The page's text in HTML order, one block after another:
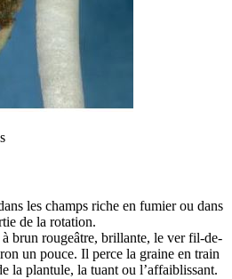
les champs riche en fumier ou dans
de la rotation.
brun rougeâtre, brillante, le ver fil-de-
un pouce. Il perce la graine en train
la plantule, la tuant ou l’affaiblissant.